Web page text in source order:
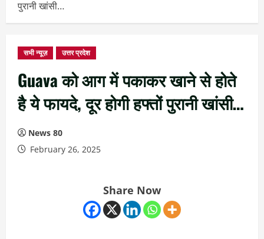
पुरानी खांसी…
सभी न्यूज़ उत्तर प्रदेश
Guava को आग में पकाकर खाने से होते
है ये फायदे, दूर होगी हफ्तों पुरानी खांसी…
News 80
February 26, 2025
Share Now